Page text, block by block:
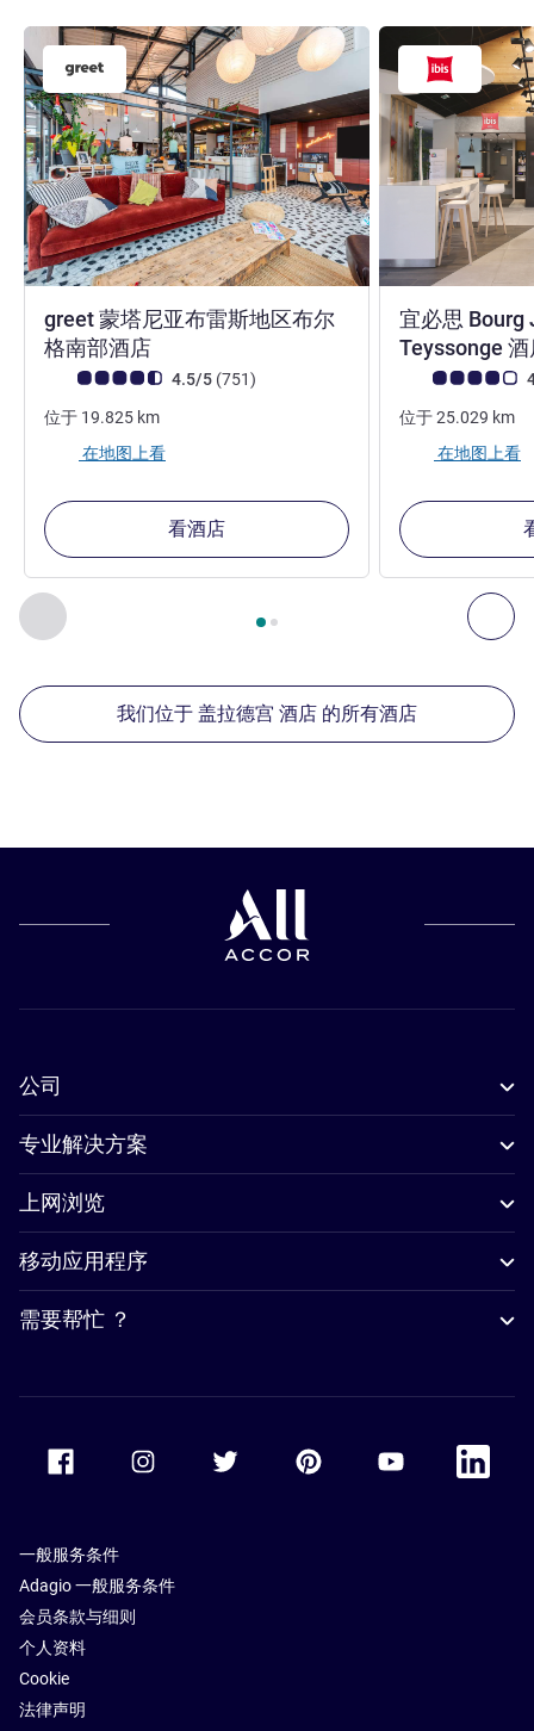
上一个 - 我们在附近的其他酒店 下
第 1页，共 , 我们在附近的其他酒店 1 :, 我们在附近的
greet 蒙塔尼亚布雷斯地区布尔
格南部酒店
客户意见评级 (ALL 评级)
4.5/5 (751评论
)
位于 19.825 km
在地图上看
看酒店
宜必思 Bourg
Teyssonge
客户意见评级
位于25.029 km
在地图上看
我们位于 盖拉德宫 酒店 的所有酒店
公司
专业解决方案
上网浏览
移动应用程序
需要帮忙 ？
Accor Youtube
Accor
一般服务条件
Adagio 一般服务条件
会员条款与细则
个人资料
Cookie
法律声明